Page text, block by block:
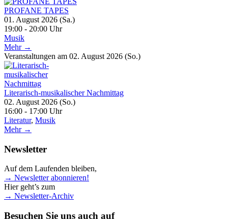
PROFANE TAPES
01. August 2026 (Sa.)
19:00 - 20:00 Uhr
Musik
Mehr →
Veranstaltungen am 02. August 2026 (So.)
Literarisch-musikalischer Nachmittag
02. August 2026 (So.)
16:00 - 17:00 Uhr
Literatur, Musik
Mehr →
Newsletter
Auf dem Laufenden bleiben,
→ Newsletter abonnieren!
Hier geht’s zum
→ Newsletter-Archiv
Besuchen Sie uns auch auf